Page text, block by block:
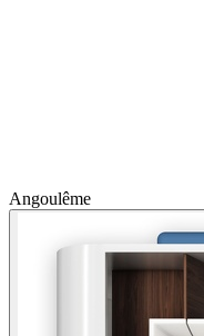
Angoulême